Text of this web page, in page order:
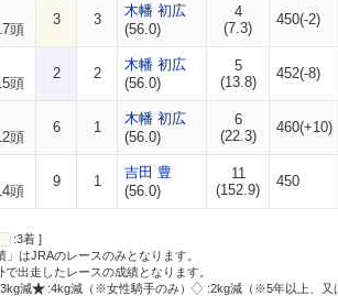
頭
3 3
木幡 初広
(56.0)
4
(7.3)
450(-2)
頭
2 2
木幡 初広
(56.0)
5
(13.8)
452(-8)
頭
6 1
木幡 初広
(56.0)
6
(22.3)
460(+10)
頭
9 1
吉田 豊
(56.0)
11
(152.9)
450
:3着 ]
はJRAのレースのみとなります。
出走したレースの成績となります。
減 :4kg減（※女性騎手のみ）
:2kg減（※5年以上、又